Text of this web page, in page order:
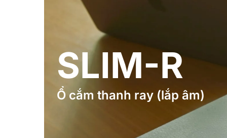
SLIM-R
Ổ cắm thanh ray (lắp âm)